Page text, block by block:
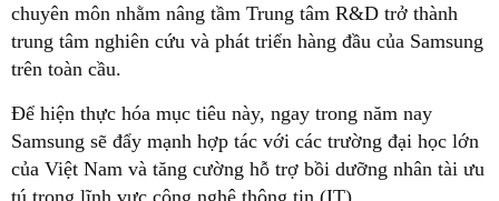
chuyên môn nhằm nâng tầm Trung tâm R&D trở thành
trung tâm nghiên cứu và phát triển hàng đầu của Samsung
trên toàn cầu.
Để hiện thực hóa mục tiêu này, ngay trong năm nay
Samsung sẽ đẩy mạnh hợp tác với các trường đại học lớn
của Việt Nam và tăng cường hỗ trợ bồi dưỡng nhân tài ưu